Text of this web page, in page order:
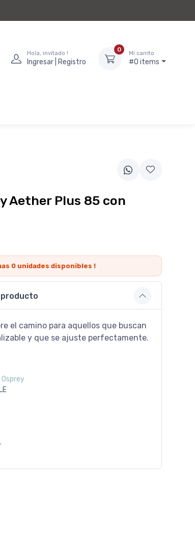
Hola, invitado !
Ingresar | Registro
0
Mi carrito
#0 items
Aether Plus 85 con
0 unidades disponibles !
el camino para aquellos que buscan
y que se ajuste perfectamente.